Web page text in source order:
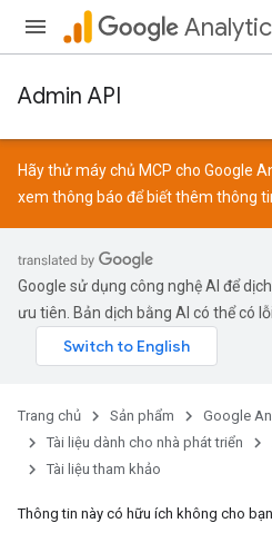
Admin API
Hãy thử máy chủ MCP cho Google
xem thông báo để biết thêm thông
Google sử dụng công nghệ AI để
ưu tiên. Bản dịch bằng AI có thể có lỗi.
Trang chủ Sản phẩm
Google
Tài liệu dành cho nhà phát triển
Tài liệu tham khảo
Thông tin này có hữu ích không cho